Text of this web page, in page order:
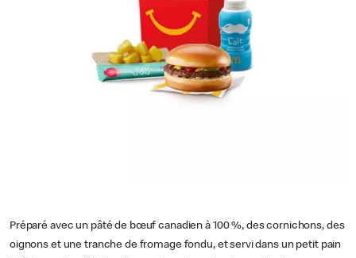
Préparé avec un pâté de bœuf canadien à 100 %, des cornichons, des
oignons et une tranche de fromage fondu, et servi dans un petit pain